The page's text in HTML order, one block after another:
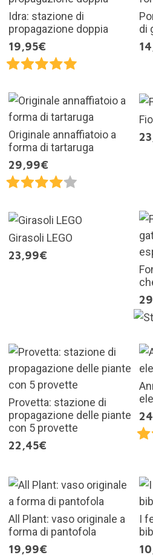
Idra: stazione di
propagazione doppia
19,95€
di
Originale annaffiatoio a
forma di tartaruga
29,99€
Girasoli LEGO
23,99€
Provetta: stazione di
propagazione delle piante
con 5 provette
22,45€
All Plant: vaso originale a
forma di pantofola
19,99€
I